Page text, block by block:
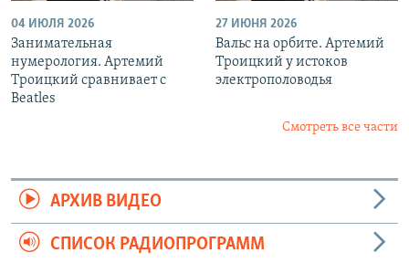
04 ИЮЛЯ 2026
Занимательная
нумерология. Артемий
Троицкий сравнивает с
Beatles
27 ИЮНЯ 2026
Вальс на орбите. Артемий
Троицкий у истоков
электрополоводья
Смотреть все части
АРХИВ ВИДЕО
СПИСОК РАДИОПРОГРАММ